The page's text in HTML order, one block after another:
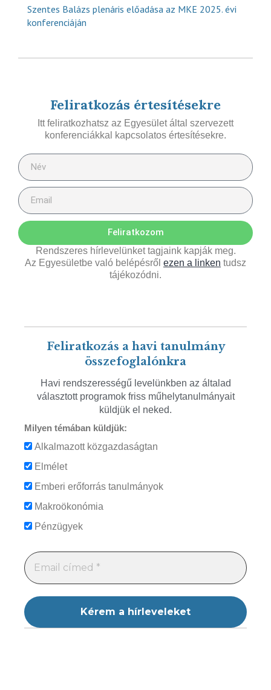
Szentes Balázs plenáris előadása az MKE 2025. évi
konferenciáján
Feliratkozás értesítésekre
Itt feliratkozhatsz az Egyesület által szervezett
konferenciákkal kapcsolatos értesítésekre.
Feliratkozom
Rendszeres hírlevelünket tagjaink kapják meg.
Az Egyesületbe való belépésről ezen a linken tudsz
tájékozódni.
Feliratkozás a havi tanulmány
összefoglalónkra
Havi rendszerességű levelünkben az általad
választott programok friss műhelytanulmányait
küldjük el neked.
Milyen témában küldjük:
Alkalmazott közgazdaságtan
Elmélet
Emberi erőforrás tanulmányok
Makroökonómia
Pénzügyek